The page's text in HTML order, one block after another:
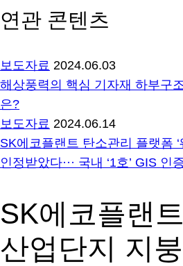
연관 콘텐츠
보도자료 2024.06.03
해상풍력의 핵심 기자재 하부구
은?
보도자료 2024.06.14
SK에코플랜트 탄소관리 플랫폼
인정받았다··· 국내 ‘1호’ GIS 인
SK에코플랜
산업단지 지